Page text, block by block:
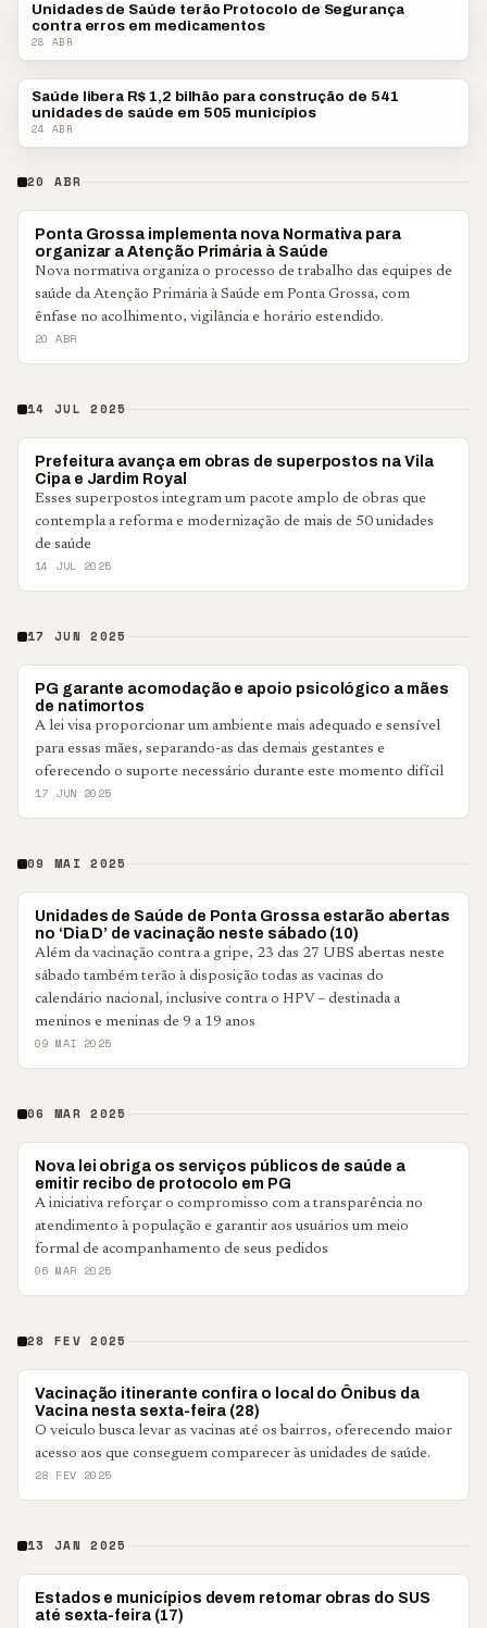
PONTA GROSSA
Unidades de Saúde terão Protocolo de Segurança
contra erros em medicamentos
28 ABR
SAÚDE E BEM ESTAR
Saúde libera R$ 1,2 bilhão para construção de 541
unidades de saúde em 505 municípios
24 ABR
20 ABR
PONTA GROSSA
Ponta Grossa implementa nova Normativa para
organizar a Atenção Primária à Saúde
Nova normativa organiza o processo de trabalho das equipes de
saúde da Atenção Primária à Saúde em Ponta Grossa, com
ênfase no acolhimento, vigilância e horário estendido.
20 ABR
14 JUL 2025
PONTA GROSSA
Prefeitura avança em obras de superpostos na Vila
Cipa e Jardim Royal
Esses superpostos integram um pacote amplo de obras que
contempla a reforma e modernização de mais de 50 unidades
de saúde
14 JUL 2025
17 JUN 2025
PONTA GROSSA
PG garante acomodação e apoio psicológico a mães
de natimortos
A lei visa proporcionar um ambiente mais adequado e sensível
para essas mães, separando-as das demais gestantes e
oferecendo o suporte necessário durante este momento difícil
17 JUN 2025
09 MAI 2025
PONTA GROSSA
Unidades de Saúde de Ponta Grossa estarão abertas
no ‘Dia D’ de vacinação neste sábado (10)
Além da vacinação contra a gripe, 23 das 27 UBS abertas neste
sábado também terão à disposição todas as vacinas do
calendário nacional, inclusive contra o HPV – destinada a
meninos e meninas de 9 a 19 anos
09 MAI 2025
06 MAR 2025
PONTA GROSSA
Nova lei obriga os serviços públicos de saúde a
emitir recibo de protocolo em PG
A iniciativa reforçar o compromisso com a transparência no
atendimento à população e garantir aos usuários um meio
formal de acompanhamento de seus pedidos
06 MAR 2025
28 FEV 2025
PONTA GROSSA
Vacinação itinerante confira o local do Ônibus da
Vacina nesta sexta-feira (28)
O veiculo busca levar as vacinas até os bairros, oferecendo maior
acesso aos que conseguem comparecer às unidades de saúde.
28 FEV 2025
13 JAN 2025
BRASIL
Estados e municípios devem retomar obras do SUS
até sexta-feira (17)